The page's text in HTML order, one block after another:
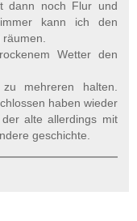
dann noch Flur und
kann ich den
räumen.
Wetter den
mehreren halten.
haben wieder
alte allerdings mit
geschichte.